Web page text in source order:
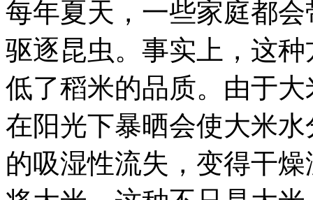
每年夏天，一些家庭都
驱逐昆虫。事实上，这
低了稻米的品质。由于
在阳光下暴晒会使大米
的吸湿性流失，变得干